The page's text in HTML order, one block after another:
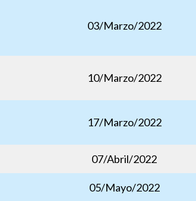
03/Marzo/2022
10/Marzo/2022
17/Marzo/2022
07/Abril/2022
05/Mayo/2022